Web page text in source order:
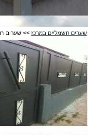
שערים חשמליים במרכז >> שערים